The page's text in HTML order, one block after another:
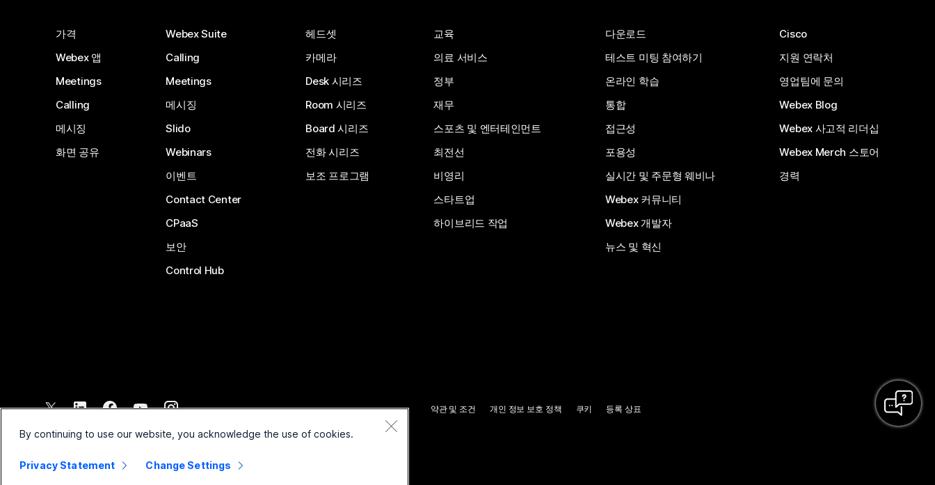
가격
Webex 앱
Meetings
Calling
메시징
화면 공유
Webex Suite
Calling
Meetings
메시징
Slido
Webinars
이벤트
Contact Center
CPaaS
보안
Control Hub
헤드셋
카메라
Desk 시리즈
Room 시리즈
Board 시리즈
전화 시리즈
보조 프로그램
교육
의료 서비스
정부
재무
스포츠 및 엔터테인먼트
최전선
비영리
스타트업
하이브리드 작업
다운로드
테스트 미팅 참여하기
온라인 학습
통합
접근성
포용성
실시간 및 주문형 웨비나
Webex 커뮤니티
Webex 개발자
뉴스 및 혁신
Cisco
지원 연락처
영업팀에 문의
Webex Blog
Webex 사고적 리더십
Webex Merch 스토어
경력
2026 Cisco 및/또는 관련 제휴. All rights reserved.
약관 및 조건 개인 정보 보호 정책 쿠키 등록 상표
By continuing to use our website, you acknowledge the use of cookies.
Privacy Statement Change Settings